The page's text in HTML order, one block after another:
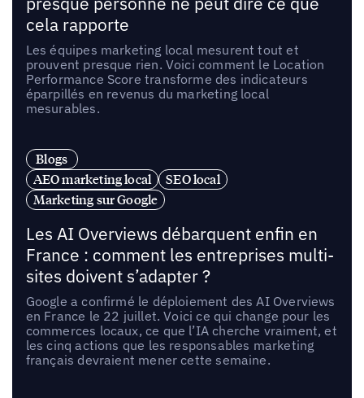
cela rapporte
Les équipes marketing local mesurent tout et
prouvent presque rien. Voici comment le Location
Performance Score transforme des indicateurs
éparpillés en revenus du marketing local
mesurables.
Blogs
AEO marketing local
SEO local
Marketing sur Google
Les AI Overviews débarquent enfin en
France : comment les entreprises multi-
sites doivent s’adapter ?
Google a confirmé le déploiement des AI Overviews
en France le 22 juillet. Voici ce qui change pour les
commerces locaux, ce que l’IA cherche vraiment, et
les cinq actions que les responsables marketing
français devraient mener cette semaine.